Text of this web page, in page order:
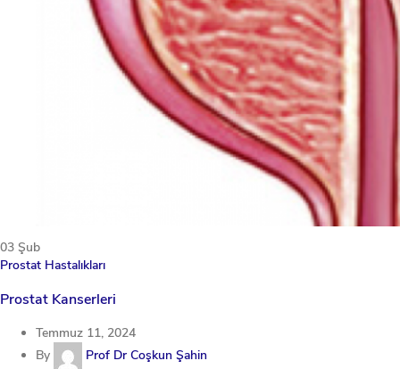
03 Şub
Prostat Hastalıkları
Prostat Kanserleri
Temmuz 11, 2024
By
Prof Dr Coşkun Şahin